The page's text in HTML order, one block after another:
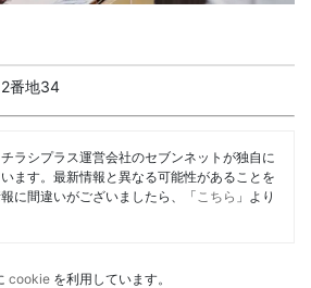
番地34
ラシプラス運営会社のセブンネットが独自に
ます。最新情報と異なる可能性があることを
に間違いがございましたら、「 こちら 」より
cookie を利用しています。